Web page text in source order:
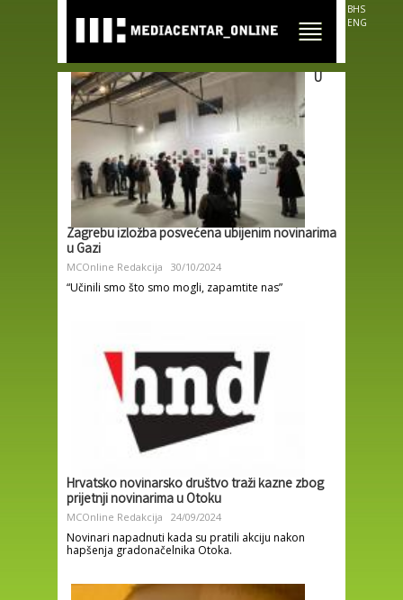
main
content
BHS
ENG
U
Zagrebu izložba posvećena ubijenim novinarima
u Gazi
MCOnline Redakcija 30/10/2024
“Učinili smo što smo mogli, zapamtite nas”
Hrvatsko novinarsko društvo traži kazne zbog
prijetnji novinarima u Otoku
MCOnline Redakcija 24/09/2024
Novinari napadnuti kada su pratili akciju nakon
hapšenja gradonačelnika Otoka.